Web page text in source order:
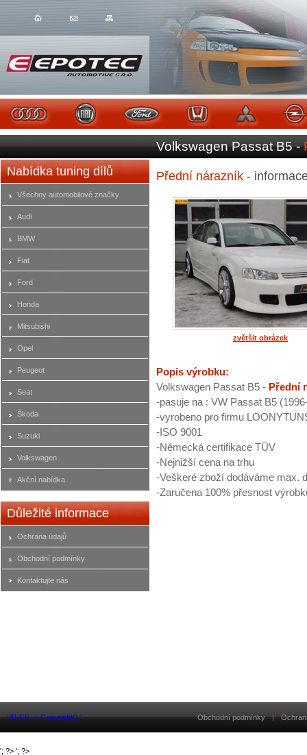
Volkswagen Passat B5 -
Nabídka tuning dílů
Všechny automobilové značky
Audi
BMW
Fiat
Ford
Honda
Mitsubishi
Opel
Peugeot
Seat
Škoda
Suzuki
Volkswagen
Akční nabídka
Důležité informace
Ochrana údajů
Obchodní podmínky
Kontaktujte nás
Přední nárazník -
zvětšit obrázek
Popis výrobku:
Volkswagen Passat B5 - Přední
-pasuje na : VW Passat B5
-vyrobeno pro firmu
-ISO 9001
-Německá certifikace TÜV
-Nejnižší cena na trhu
-Veškeré zboží dodáváme max.
-Zaručena 100% přesnost
'.$FCE -> Copyright().' Obchodní podmínky |
'; ?> '; ?>